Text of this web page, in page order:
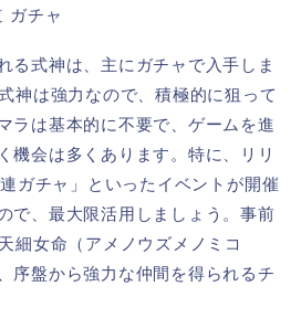
る式神は、主にガチャで入手しま
神は強力なので、積極的に狙って
ラは基本的に不要で、ゲームを進
機会は多くあります。特に、リリ
ガチャ」といったイベントが開催
で、最大限活用しましょう。事前
細女命（アメノウズメノミコ
序盤から強力な仲間を得られるチ